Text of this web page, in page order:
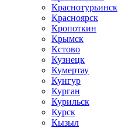
Краснотурьинск
Красноярск
Кропоткин
Крымск
Кстово
Кузнецк
Кумертау
Кунгур
Курган
Курильск
Курск
Кызыл